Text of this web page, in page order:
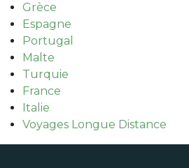
Grèce
Espagne
Portugal
Malte
Turquie
France
Italie
Voyages Longue Distance